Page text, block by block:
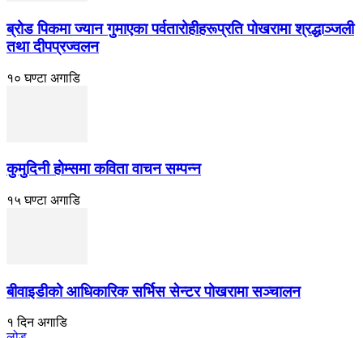
ब्रोड पिकमा ज्यान गुमाएका पर्वतारोहीहरूप्रति पोखरामा श्रद्धाञ्जली
तथा दीपप्रज्वलन
१० घण्टा अगाडि
कुमुदिनी होम्समा कविता वाचन सम्पन्न
१५ घण्टा अगाडि
बीवाइडीको आधिकारिक सर्भिस सेन्टर पोखरामा सञ्चालन
१ दिन अगाडि